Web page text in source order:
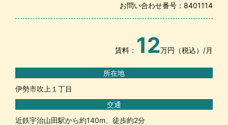
お問い合わせ番号：8401114
賃料： 12万円（税込）/月
所在地
伊勢市吹上１丁目
交通
近鉄宇治山田駅から約140m、徒歩約2分